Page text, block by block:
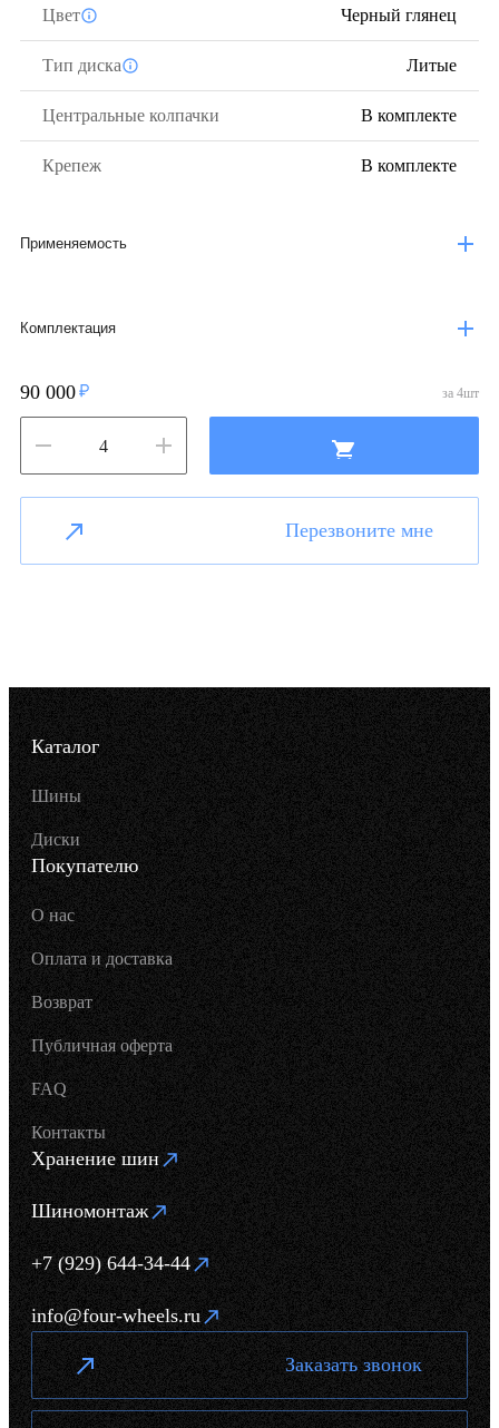
Цвет Черный глянец
Тип диска Литые
Центральные колпачки В комплекте
Крепеж В комплекте
Применяемость
Комплектация
90 000 за 4шт
Перезвоните мне
Каталог
Шины
Диски
Покупателю
О нас
Оплата и доставка
Возврат
Публичная оферта
FAQ
Контакты
Хранение шин
Шиномонтаж
+7 (929) 644-34-44
info@four-wheels.ru
Заказать звонок